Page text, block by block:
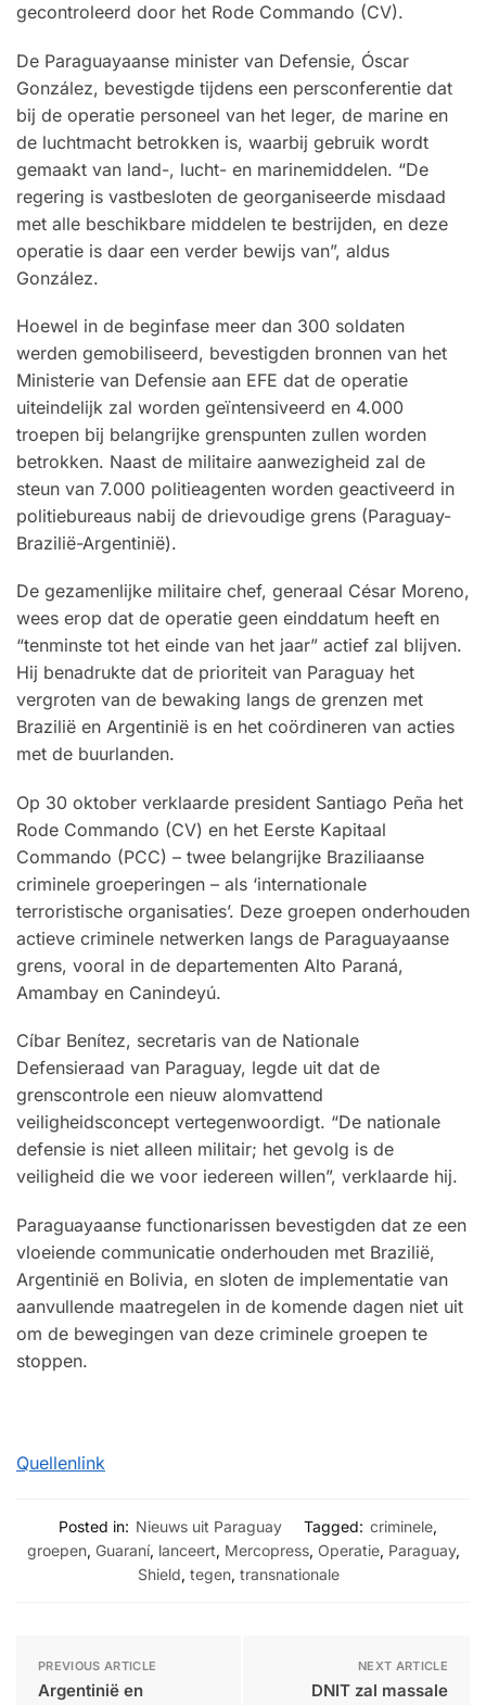
gecontroleerd door het Rode Commando (CV).
De Paraguayaanse minister van Defensie, Óscar
González, bevestigde tijdens een persconferentie dat
bij de operatie personeel van het leger, de marine en
de luchtmacht betrokken is, waarbij gebruik wordt
gemaakt van land-, lucht- en marinemiddelen. “De
regering is vastbesloten de georganiseerde misdaad
met alle beschikbare middelen te bestrijden, en deze
operatie is daar een verder bewijs van”, aldus
González.
Hoewel in de beginfase meer dan 300 soldaten
werden gemobiliseerd, bevestigden bronnen van het
Ministerie van Defensie aan EFE dat de operatie
uiteindelijk zal worden geïntensiveerd en 4.000
troepen bij belangrijke grenspunten zullen worden
betrokken. Naast de militaire aanwezigheid zal de
steun van 7.000 politieagenten worden geactiveerd in
politiebureaus nabij de drievoudige grens (Paraguay-
Brazilië-Argentinië).
De gezamenlijke militaire chef, generaal César Moreno,
wees erop dat de operatie geen einddatum heeft en
“tenminste tot het einde van het jaar” actief zal blijven.
Hij benadrukte dat de prioriteit van Paraguay het
vergroten van de bewaking langs de grenzen met
Brazilië en Argentinië is en het coördineren van acties
met de buurlanden.
Op 30 oktober verklaarde president Santiago Peña het
Rode Commando (CV) en het Eerste Kapitaal
Commando (PCC) – twee belangrijke Braziliaanse
criminele groeperingen – als ‘internationale
terroristische organisaties’. Deze groepen onderhouden
actieve criminele netwerken langs de Paraguayaanse
grens, vooral in de departementen Alto Paraná,
Amambay en Canindeyú.
Cíbar Benítez, secretaris van de Nationale
Defensieraad van Paraguay, legde uit dat de
grenscontrole een nieuw alomvattend
veiligheidsconcept vertegenwoordigt. “De nationale
defensie is niet alleen militair; het gevolg is de
veiligheid die we voor iedereen willen”, verklaarde hij.
Paraguayaanse functionarissen bevestigden dat ze een
vloeiende communicatie onderhouden met Brazilië,
Argentinië en Bolivia, en sloten de implementatie van
aanvullende maatregelen in de komende dagen niet uit
om de bewegingen van deze criminele groepen te
stoppen.
Quellenlink
Posted in: Nieuws uit Paraguay Tagged: criminele,
groepen, Guaraní, lanceert, Mercopress, Operatie, Paraguay,
Shield, tegen, transnationale
PREVIOUS ARTICLE
Argentinië en
NEXT ARTICLE
DNIT zal massale